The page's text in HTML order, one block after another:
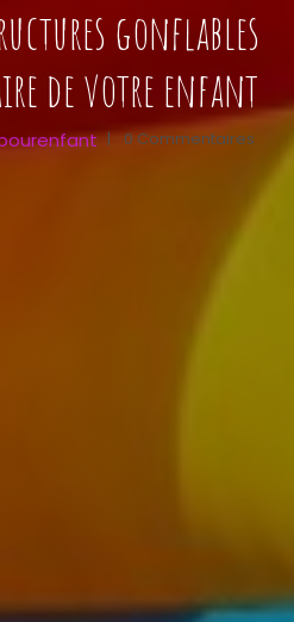
gonflables
de votre enfant
| 0 Commentaires